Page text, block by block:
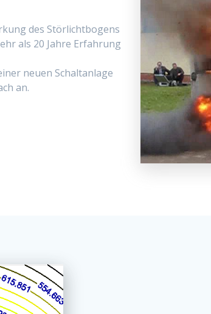
des Stör­licht­bo­gens
als 20 Jahre Erfahrung
neuen Schal­tan­lage
an.